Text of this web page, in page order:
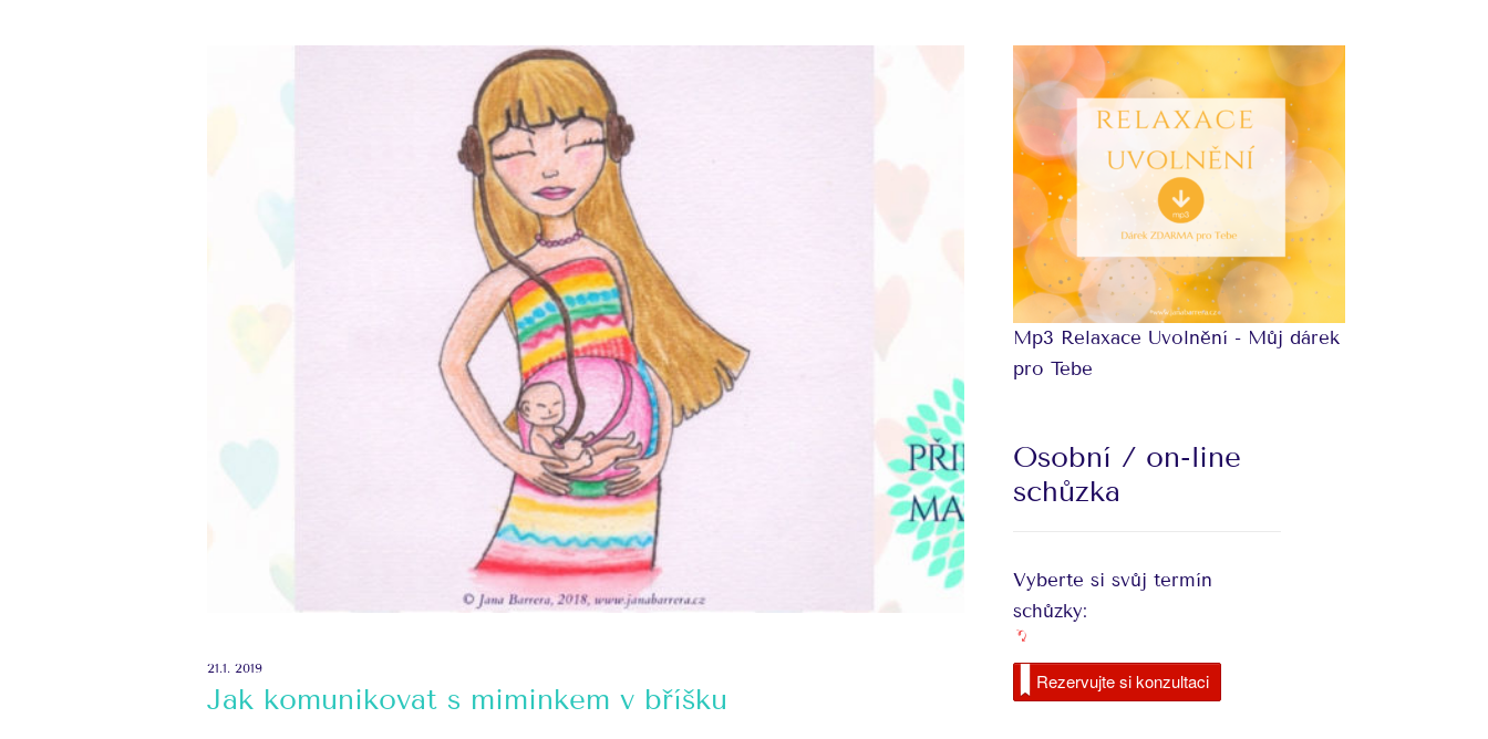
21.1. 2019
Jak komunikovat s miminkem v bříšku
Mp3 Relaxace Uvolnění - Můj dárek
pro Tebe
Osobní / on-line
schůzka
Vyberte si svůj termín
schůzky:
Rezervujte si konzultaci